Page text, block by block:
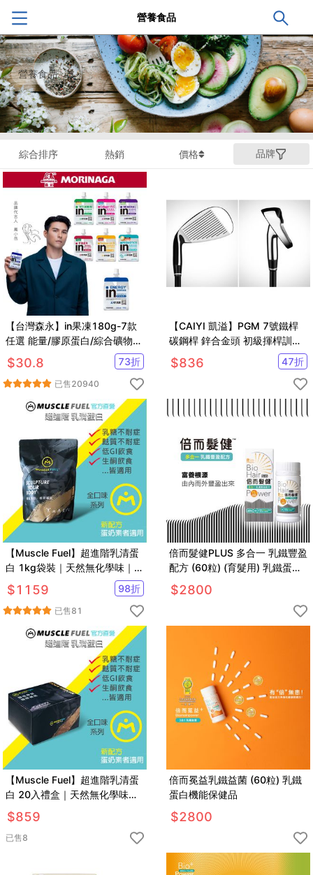
營養食品
營養食品
綜合排序 熱銷 價格 品牌
【台灣森永】in果凍180g-7款
任選 能量/膠原蛋白/綜合礦物
質/維他命/膳食纖維/牛磺酸B群/
益生菌
$30.8 73折
已售20940
【CAIYI 凱溢】PGM 7號鐵桿
碳鋼桿 鋅合金頭 初級揮桿訓練
6~8 age
$836 47折
【Muscle Fuel】超進階乳清蛋
白 1kg袋裝｜天然無化學味｜乳
糖不耐 低GI 適用
$1159 98折
已售81
倍而髮健PLUS 多合一 乳鐵豐盈
配方 (60粒) (育髮用) 乳鐵蛋白
機能保健品
$2800
【Muscle Fuel】超進階乳清蛋
白 20入禮盒｜天然無化學味｜
乳糖不耐 低GI 適用
$859
已售8
倍而冕益乳鐵益菌 (60粒) 乳鐵
蛋白機能保健品
$2800